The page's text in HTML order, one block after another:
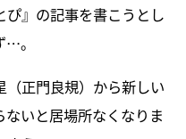
』の記事を書こうとし
…。
正門良規）から新しい
いと居場所なくなりま